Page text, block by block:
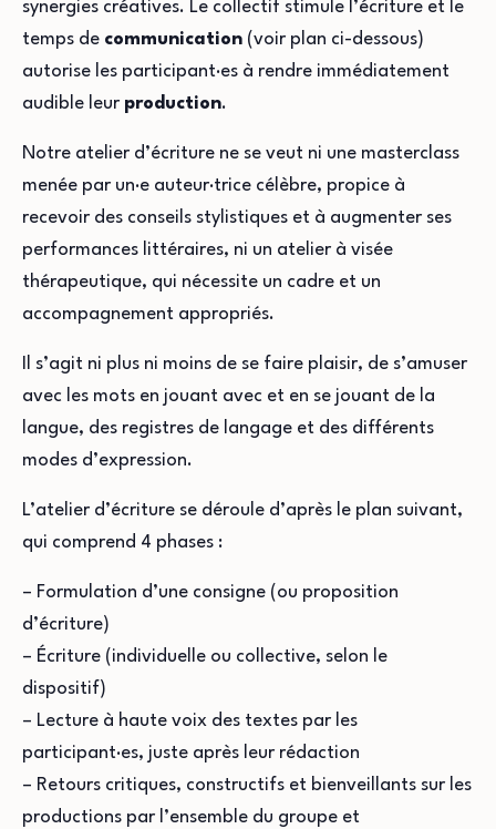
synergies créatives. Le collectif stimule l’écriture et le
temps de communication (voir plan ci-dessous)
autorise les participant·es à rendre immédiatement
audible leur production.
Notre atelier d’écriture ne se veut ni une masterclass
menée par un·e auteur·trice célèbre, propice à
recevoir des conseils stylistiques et à augmenter ses
performances littéraires, ni un atelier à visée
thérapeutique, qui nécessite un cadre et un
accompagnement appropriés.
Il s’agit ni plus ni moins de se faire plaisir, de s’amuser
avec les mots en jouant avec et en se jouant de la
langue, des registres de langage et des différents
modes d’expression.
L’atelier d’écriture se déroule d’après le plan suivant,
qui comprend 4 phases :
– Formulation d’une consigne (ou proposition
d’écriture)
– Écriture (individuelle ou collective, selon le
dispositif)
– Lecture à haute voix des textes par les
participant·es, juste après leur rédaction
– Retours critiques, constructifs et bienveillants sur les
productions par l’ensemble du groupe et